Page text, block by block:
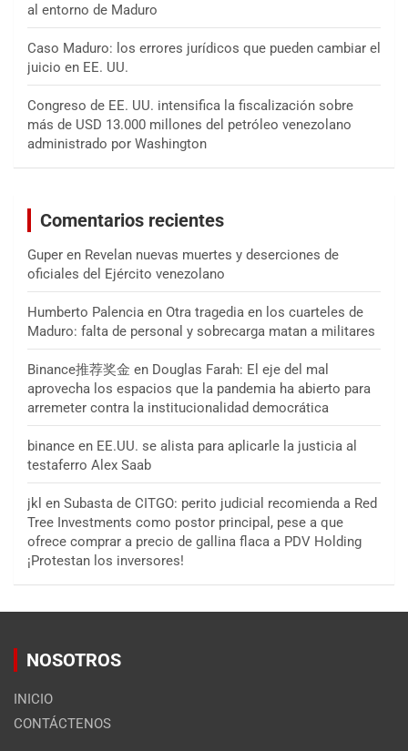
al entorno de Maduro
Caso Maduro: los errores jurídicos que pueden cambiar el
juicio en EE. UU.
Congreso de EE. UU. intensifica la fiscalización sobre
más de USD 13.000 millones del petróleo venezolano
administrado por Washington
Comentarios recientes
Guper en Revelan nuevas muertes y deserciones de
oficiales del Ejército venezolano
Humberto Palencia en Otra tragedia en los cuarteles de
Maduro: falta de personal y sobrecarga matan a militares
Binance推荐奖金 en Douglas Farah: El eje del mal
aprovecha los espacios que la pandemia ha abierto para
arremeter contra la institucionalidad democrática
binance en EE.UU. se alista para aplicarle la justicia al
testaferro Alex Saab
jkl en Subasta de CITGO: perito judicial recomienda a Red
Tree Investments como postor principal, pese a que
ofrece comprar a precio de gallina flaca a PDV Holding
¡Protestan los inversores!
NOSOTROS
INICIO
CONTÁCTENOS